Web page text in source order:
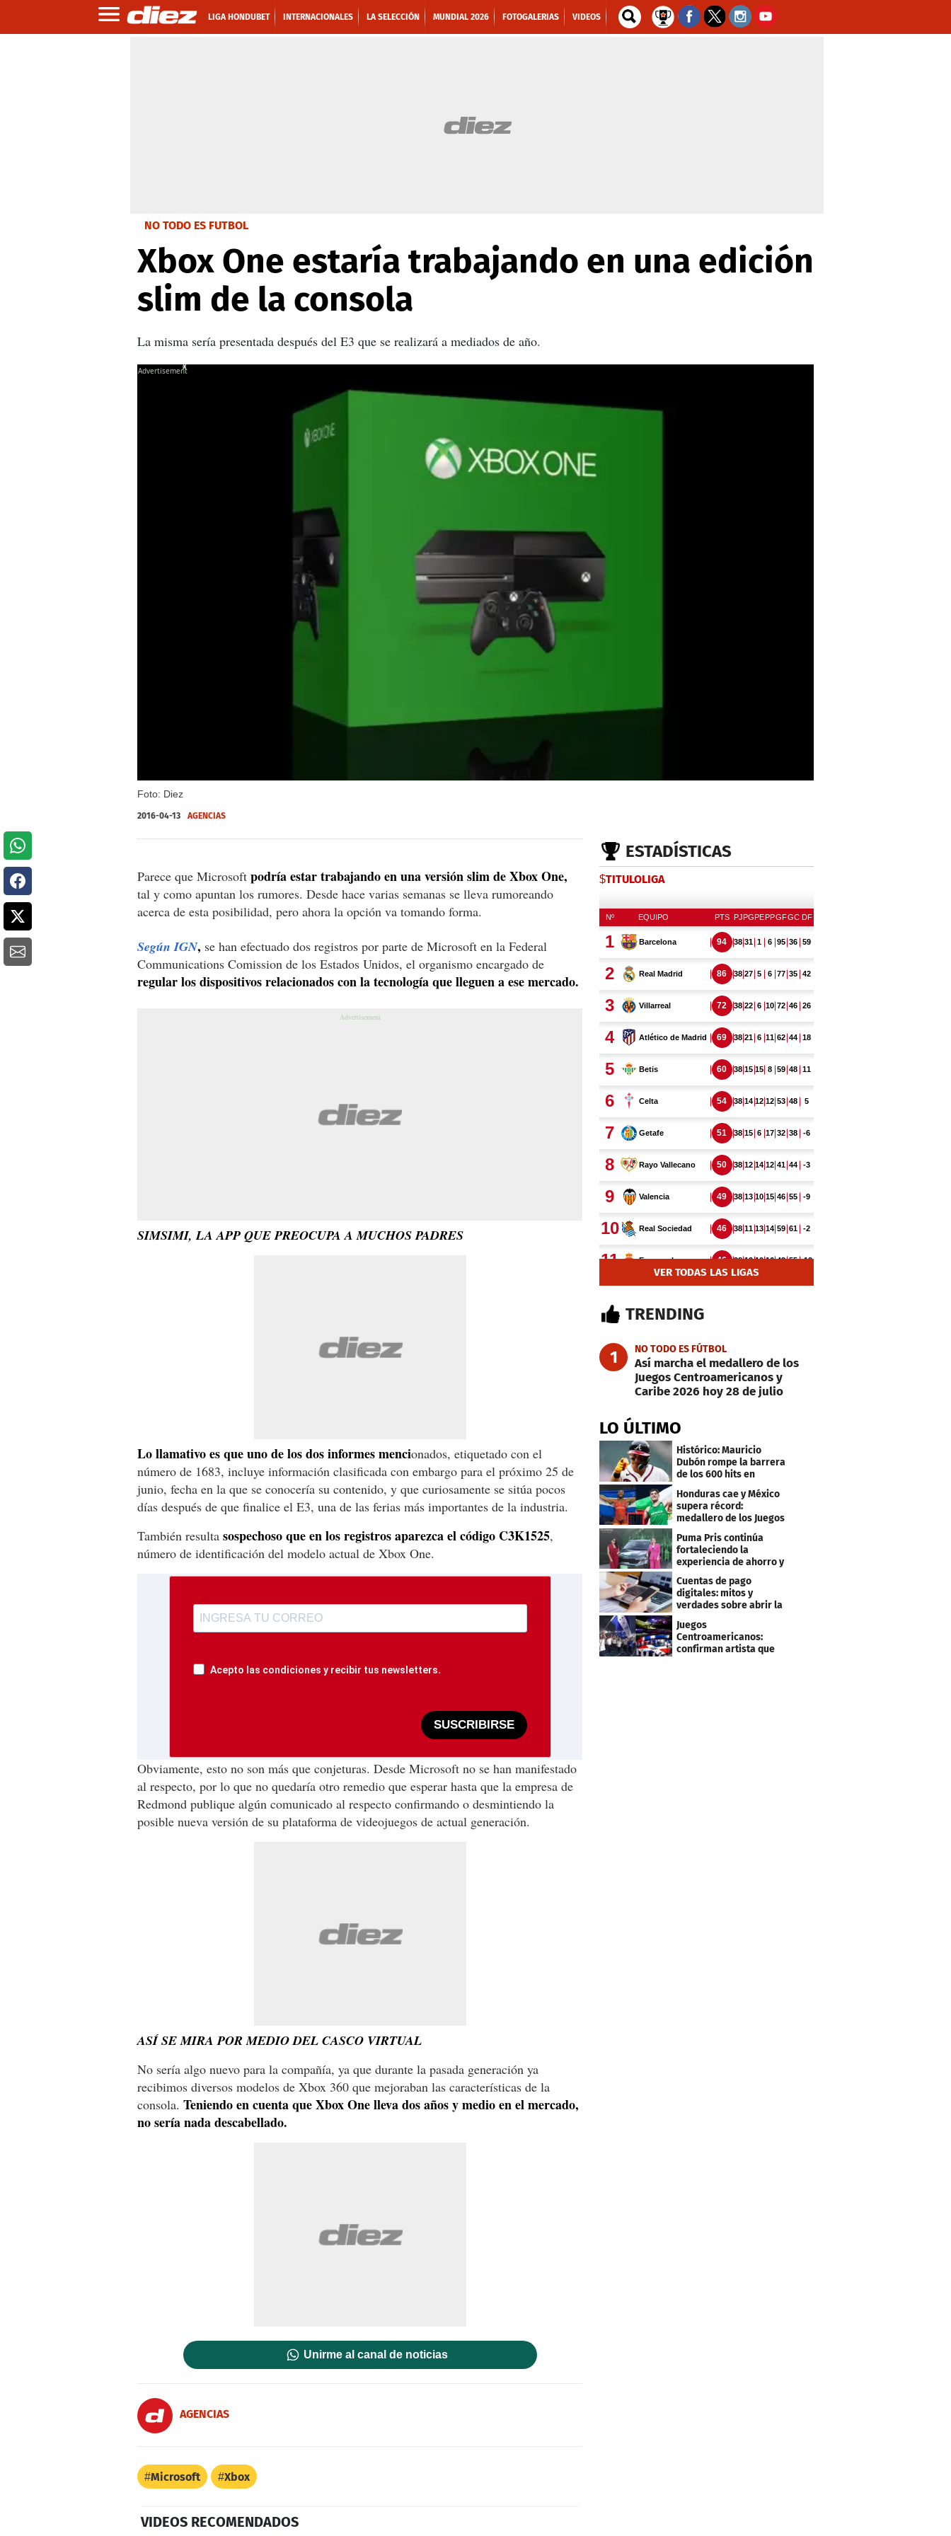
LIGA HONDUBET INTERNACIONALES LA SELECCIÓN MUNDIAL 2026 FOTOGALERIAS VIDEOS
NO TODO ES FUTBOL
Xbox One estaría trabajando en una edición
slim de la consola
La misma sería presentada después del E3 que se realizará a mediados de año.
Foto: Diez
X
2016-04-13 AGENCIAS
Parece que Microsoft podría estar trabajando en una versión slim de Xbox One,
tal y como apuntan los rumores. Desde hace varias semanas se lleva rumoreando
acerca de esta posibilidad, pero ahora la opción va tomando forma.
Según IGN, se han efectuado dos registros por parte de Microsoft en la Federal
Communications Comission de los Estados Unidos, el organismo encargado de
regular los dispositivos relacionados con la tecnología que lleguen a ese mercado.
SIMSIMI, LA APP QUE PREOCUPA A MUCHOS PADRES
Lo llamativo es que uno de los dos informes mencionados, etiquetado con el
número de 1683, incluye información clasificada con embargo para el próximo 25 de
junio, fecha en la que se conocería su contenido, y que curiosamente se sitúa pocos
días después de que finalice el E3, una de las ferias más importantes de la industria.
También resulta sospechoso que en los registros aparezca el código C3K1525,
número de identificación del modelo actual de Xbox One.
Acepto las condiciones y recibir tus newsletters.
SUSCRIBIRSE
Obviamente, esto no son más que conjeturas. Desde Microsoft no se han manifestado
al respecto, por lo que no quedaría otro remedio que esperar hasta que la empresa de
Redmond publique algún comunicado al respecto confirmando o desmintiendo la
posible nueva versión de su plataforma de videojuegos de actual generación.
ASÍ SE MIRA POR MEDIO DEL CASCO VIRTUAL
No sería algo nuevo para la compañía, ya que durante la pasada generación ya
recibimos diversos modelos de Xbox 360 que mejoraban las características de la
consola. Teniendo en cuenta que Xbox One lleva dos años y medio en el mercado,
no sería nada descabellado.
Unirme al canal de noticias
AGENCIAS
Microsoft Xbox
VIDEOS RECOMENDADOS
ESTADÍSTICAS
$TITULOLIGA
VER TODAS LAS LIGAS
TRENDING
1 NO TODO ES FÚTBOL
Así marcha el medallero de los
Juegos Centroamericanos y
Caribe 2026 hoy 28 de julio
LO ÚLTIMO
Histórico: Mauricio
Dubón rompe la barrera
de los 600 hits en
Honduras cae y México
supera récord:
medallero de los Juegos
Centroamericanos
Puma Pris continúa
fortaleciendo la
experiencia de ahorro y
beneficios para sus
clientes
Cuentas de pago
digitales: mitos y
verdades sobre abrir la
Juegos
Centroamericanos:
confirman artista que